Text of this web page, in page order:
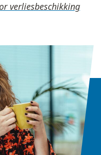
verliesbeschikking